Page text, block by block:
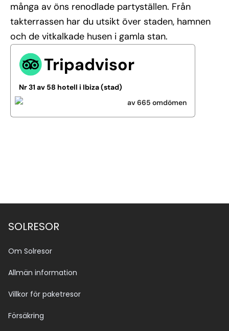
många av öns renodlade partyställen. Från
takterrassen har du utsikt över staden, hamnen
och de vitkalkade husen i gamla stan.
Tripadvisor
Nr 31 av 58 hotell i Ibiza (stad)
av 665 omdömen
SOLRESOR
Om Solresor
Allmän information
Villkor för paketresor
Försäkring